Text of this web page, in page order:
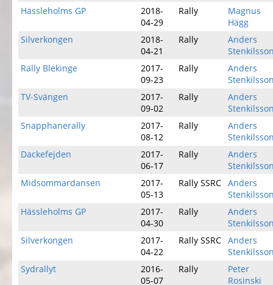
Hässleholms GP
2018-
04-29
Rally
Magnus
Hägg
Silverkongen
2018-
04-21
Rally
Anders
Rally Blekinge
2017-
09-23
Rally
Anders
TV-Svängen
2017-
09-02
Rally
Anders
Snapphanerally
2017-
08-12
Rally
Anders
Dackefejden
2017-
06-17
Rally
Anders
Midsommardansen
2017-
05-13
Rally SSRC Anders
Hässleholms GP
2017-
04-30
Rally
Anders
Silverkongen
2017-
04-22
Rally SSRC Anders
Sydrallyt
2016-
05-07
Rally
Peter
Rosinski